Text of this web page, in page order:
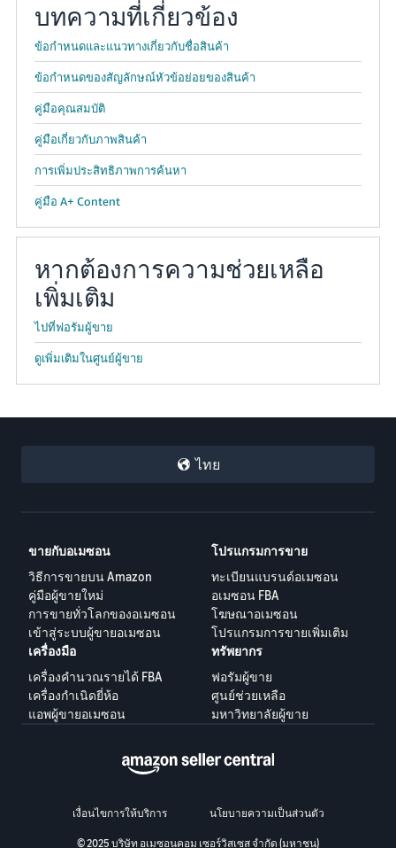
บทความที่เกี่ยวข้อง
ข้อกำหนดและแนวทางเกี่ยวกับชื่อสินค้า
ข้อกำหนดของสัญลักษณ์หัวข้อย่อยของสินค้า
คู่มือคุณสมบัติ
คู่มือเกี่ยวกับภาพสินค้า
การเพิ่มประสิทธิภาพการค้นหา
คู่มือ A+ Content
หากต้องการความช่วยเหลือ
เพิ่มเติม
ไปที่ฟอรัมผู้ขาย
ดูเพิ่มเติมในศูนย์ผู้ขาย
ไทย
ขายกับอเมซอน
วิธีการขายบน Amazon
คู่มือผู้ขายใหม่
การขายทั่วโลกของอเมซอน
เข้าสู่ระบบผู้ขายอเมซอน
โปรแกรมการขาย
ทะเบียนแบรนด์อเมซอน
อเมซอน FBA
โฆษณาอเมซอน
โปรแกรมการขายเพิ่มเติม
เครื่องมือ
เครื่องคำนวณรายได้ FBA
เครื่องกำเนิดยี่ห้อ
แอพผู้ขายอเมซอน
ทรัพยากร
ฟอรัมผู้ขาย
ศูนย์ช่วยเหลือ
มหาวิทยาลัยผู้ขาย
เงื่อนไขการให้บริการ นโยบายความเป็นส่วนตัว
© 2025 บริษัท อเมซอนคอม เซอร์วิสเซส จำกัด (มหาชน)